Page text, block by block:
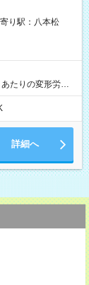
り駅：八本松
たりの変形労働
（休憩2時間）
詳細へ